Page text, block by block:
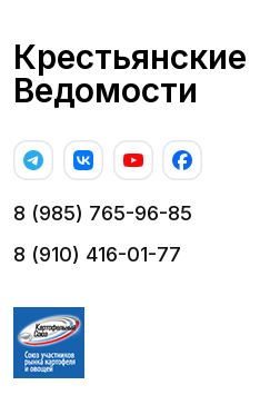
Крестьянские
Ведомости
8 (985) 765-96-85
8 (910) 416-01-77